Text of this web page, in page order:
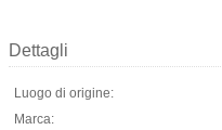
Dettagli
Luogo di origine:
Marca: